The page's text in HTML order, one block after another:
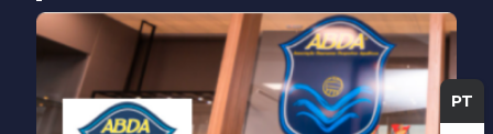
PT